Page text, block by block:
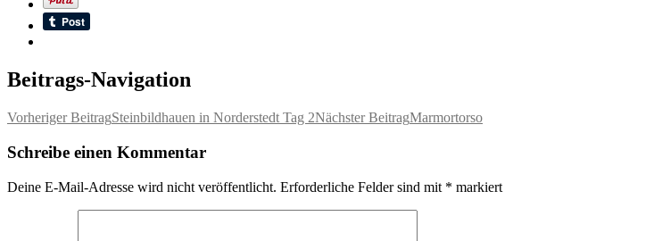
Beitrags-Navigation
Vorheriger BeitragSteinbildhauen in Norderstedt Tag 2Nächster BeitragMarmortorso
Schreibe einen Kommentar
Deine E-Mail-Adresse wird nicht veröffentlicht. Erforderliche Felder sind mit * markiert